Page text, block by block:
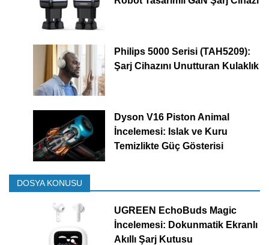
Philips 5000 Serisi (TAH5209):
Şarj Cihazını Unutturan Kulaklık
Dyson V16 Piston Animal
İncelemesi: Islak ve Kuru
Temizlikte Güç Gösterisi
DOSYA KONUSU
UGREEN EchoBuds Magic
İncelemesi: Dokunmatik Ekranlı
Akıllı Şarj Kutusu